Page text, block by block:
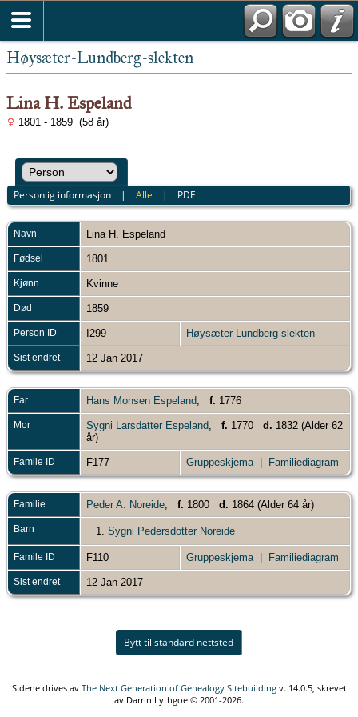
Høysæter-Lundberg-slekten
Lina H. Espeland
1801 - 1859 (58 år)
Personlig informasjon |Alle | PDF
Navn Lina H. Espeland
Fødsel 1801
Kjønn Kvinne
Død 1859
Person ID I299 Høysæter Lundberg-slekten
Sist endret 12 Jan 2017
Far Hans Monsen Espeland f. 1776
Mor Sygni Larsdatter Espeland f. 1770 d. 1832 (Alder 62
år)
Famile ID F177 Gruppeskjema Familiediagram
Familie Peder A. Noreide f. 1800 d. 1864 (Alder 64 år)
Barn 1. Sygni Pedersdotter Noreide
Famile ID F110 Gruppeskjema Familiediagram
Sist endret 12 Jan 2017
Bytt til standard nettsted
Sidene drives av The Next Generation of Genealogy Sitebuildingv. 14.0.5, skrevet
av Darrin Lythgoe © 2001-2026.